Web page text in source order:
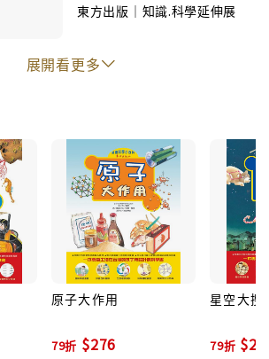
象造成的改變。所以不但題材豐
常識轉化成有趣的情節或圖像清
孩子在輕鬆的閱讀中獲得完整的科
但孩子讀來津津有味，也很適合作
進入氣象領域的入門書。
東方出版｜知識.科學延伸展
展開看更多
原子大作用
79折 $276
星空大搜
79折